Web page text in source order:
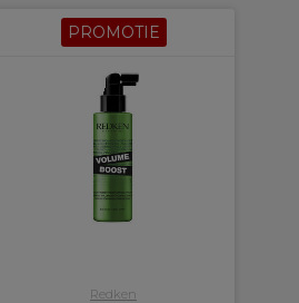
PROMOTIE
Redken